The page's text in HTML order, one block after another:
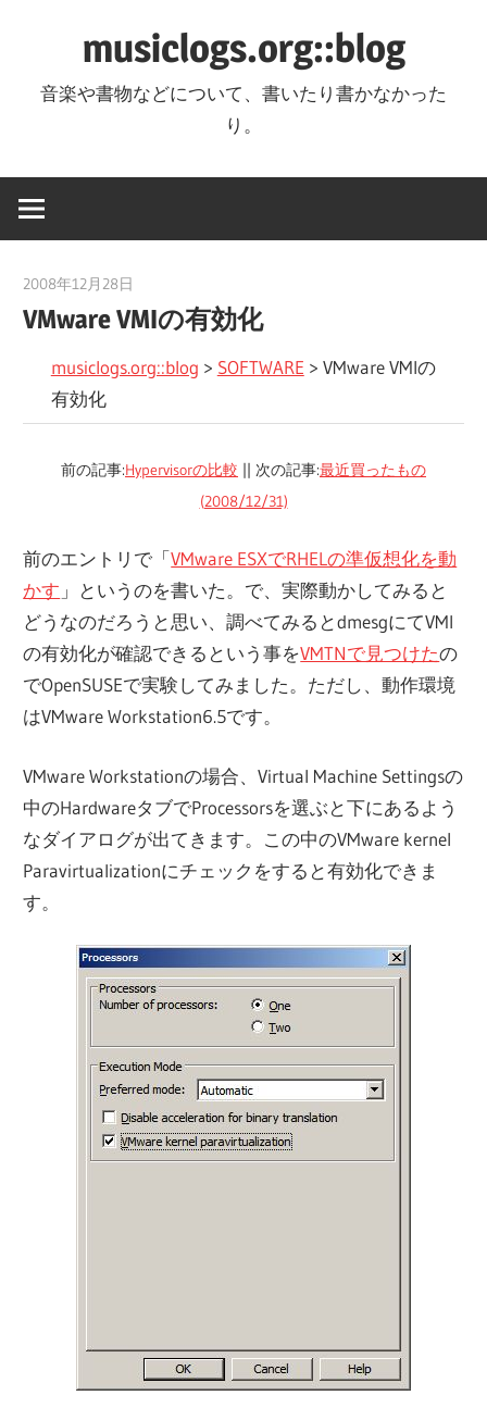
へ
キ
musiclogs.org::blog
音楽や書物などについて、書いたり書かなかった
り。
2008年12月28日
VMware VMIの有効化
musiclogs.org::blog > SOFTWARE > VMware VMIの
有効化
前の記事:Hypervisorの比較 || 次の記事:最近買ったもの
(2008/12/31)
前のエントリで「VMware ESXでRHELの準仮想化を動
かす 」というのを書いた。で、実際動かしてみると
どうなのだろうと思い、調べてみるとdmesgにてVMI
の有効化が確認できるという事をVMTNで見つけたの
でOpenSUSEで実験してみました。ただし、動作環境
はVMware Workstation6.5です。
VMware Workstationの場合、Virtual Machine Settingsの
中のHardwareタブでProcessorsを選ぶと下にあるよう
なダイアログが出てきます。この中のVMware kernel
Paravirtualizationにチェックをすると有効化できま
す。